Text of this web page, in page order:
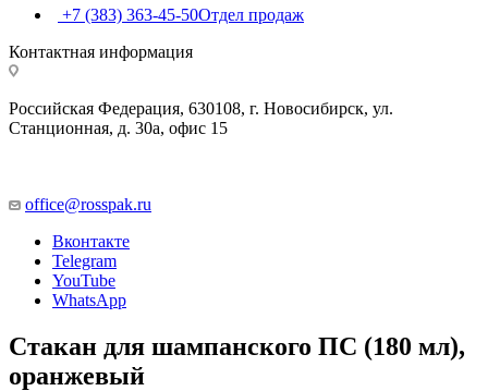
+7 (383) 363-45-50Отдел продаж
Контактная информация
Российская Федерация, 630108, г. Новосибирск, ул.
Станционная, д. 30а, офис 15
office@rosspak.ru
Вконтакте
Telegram
YouTube
WhatsApp
Стакан для шампанского ПС (180 мл),
оранжевый